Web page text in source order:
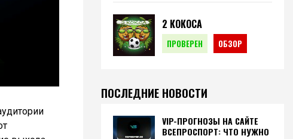
2 КОКОСА
ПРОВЕРЕН ОБЗОР
ПОСЛЕДНИЕ НОВОСТИ
VIP-ПРОГНОЗЫ НА САЙТЕ
ВСЕПРОСПОРТ: ЧТО НУЖНО